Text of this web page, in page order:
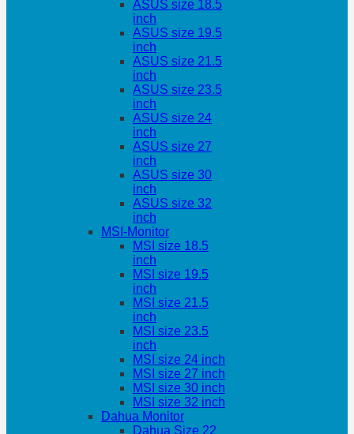
ASUS size 18.5
inch
ASUS size 19.5
inch
ASUS size 21.5
inch
ASUS size 23.5
inch
ASUS size 24
inch
ASUS size 27
inch
ASUS size 30
inch
ASUS size 32
inch
MSI-Monitor
MSI size 18.5
inch
MSI size 19.5
inch
MSI size 21.5
inch
MSI size 23.5
inch
MSI size 24 inch
MSI size 27 inch
MSI size 30 inch
MSI size 32 inch
Dahua Monitor
Dahua Size 22